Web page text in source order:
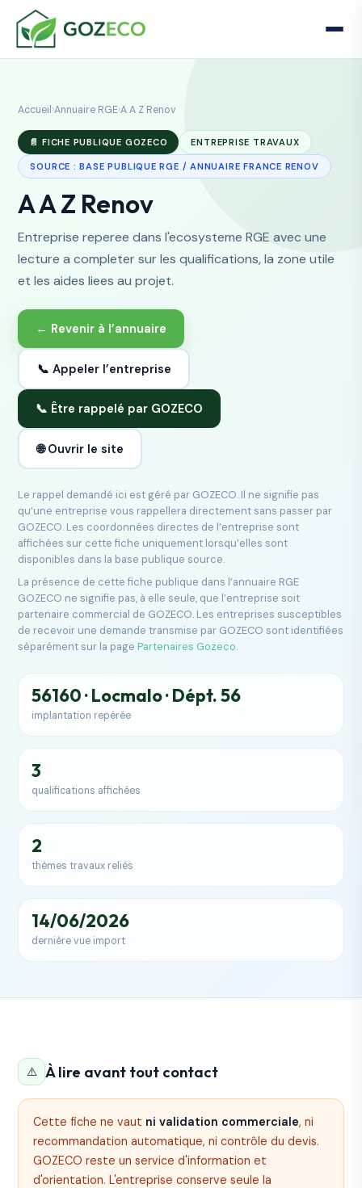
Accueil ›Annuaire RGE›A A Z Renov
📄 FICHE PUBLIQUE GOZECO ENTREPRISE TRAVAUX
SOURCE : BASE PUBLIQUE RGE / ANNUAIRE FRANCE RENOV
A A Z Renov
Entreprise reperee dans l'ecosysteme RGE avec une
lecture a completer sur les qualifications, la zone utile
et les aides liees au projet.
← Revenir à l’annuaire
📞 Appeler l’entreprise
📞 Être rappelé par GOZECO
🌐 Ouvrir le site
Le rappel demandé ici est géré par GOZECO. Il ne signifie pas
qu’une entreprise vous rappellera directement sans passer par
GOZECO. Les coordonnées directes de l’entreprise sont
affichées sur cette fiche uniquement lorsqu’elles sont
disponibles dans la base publique source.
La présence de cette fiche publique dans l’annuaire RGE
GOZECO ne signifie pas, à elle seule, que l’entreprise soit
partenaire commercial de GOZECO. Les entreprises susceptibles
de recevoir une demande transmise par GOZECO sont identifiées
séparément sur la pagePartenaires Gozeco.
56160 · Locmalo · Dépt. 56
implantation repérée
3
qualifications affichées
2
thèmes travaux reliés
14/06/2026
dernière vue import
⚠️ À lire avant tout contact
Cette fiche ne vaut ni validation commerciale, ni
recommandation automatique, ni contrôle du devis.
GOZECO reste un service d'information et
d'orientation. L'entreprise conserve seule la